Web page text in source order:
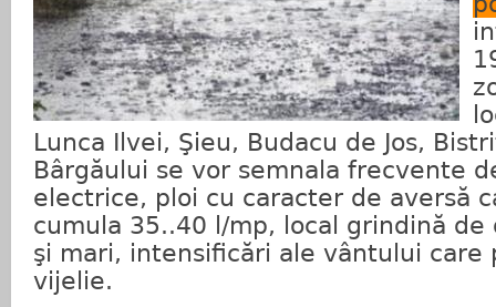
Lunca Ilvei, Şieu, Budacu de Jos,
Bârgăului se vor semnala frecvente
electrice, ploi cu caracter de aversă
cumula 35..40 l/mp, local grindină
şi mari, intensificări ale vântului care
vijelie.